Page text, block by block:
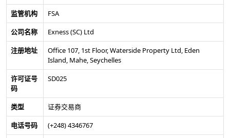
监管机构
FSA
公司名称
Exness (SC) Ltd
注册地址
Office 107, 1st Floor, Waterside Property Ltd, Eden
Island, Mahe, Seychelles
许可证号
码
SD025
类型
证券交易商
电话号码
(+248) 4346767